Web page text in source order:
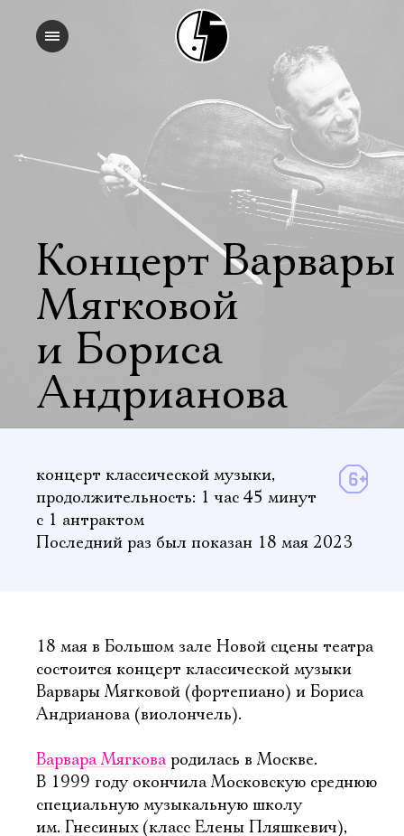
Концерт Варвары
Мягковой
и Бориса
Андрианова
концерт классической музыки,
продолжительность: 1 час 45 минут
с 1 антрактом
Последний раз был показан 18 мая 2023
18 мая в Большом зале Новой сцены театра
состоится концерт классической музыки
Варвары Мягковой (фортепиано) и Бориса
Андрианова (виолончель).
Варвара Мягкова родилась в Москве.
В 1999 году окончила Московскую среднюю
специальную музыкальную школу
им. Гнесиных (класс Елены Пляшкевич),